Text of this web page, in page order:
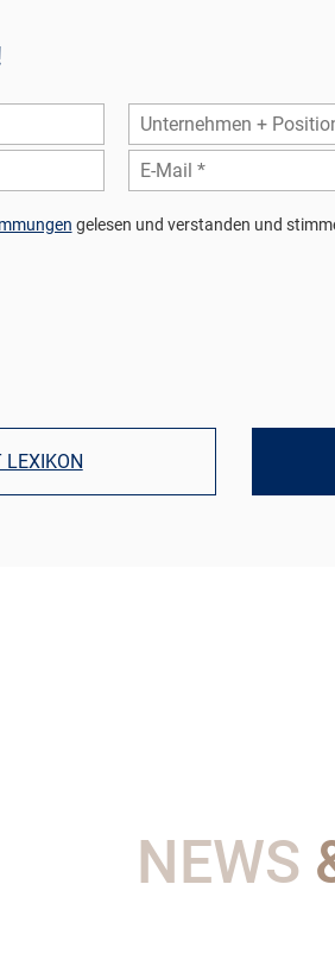
gelesen und verstanden und
LEXIKON
NEWS